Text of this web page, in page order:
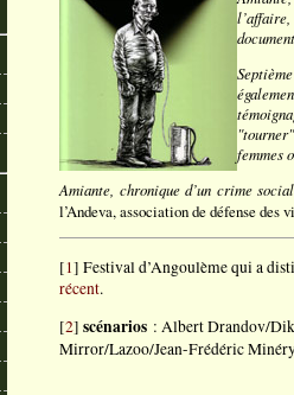
l’affaire,
femmes
Amiante, chronique d’un crime social
l’Andeva, association de défense des
[1] Festival d’Angoulème qui a
récent.
[2]scénarios : Albert Drandov/
Mirror/Lazoo/Jean-Frédéric